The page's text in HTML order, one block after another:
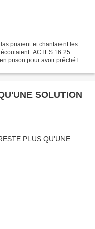
priaient et chantaient les
ACTES 16.25 .
prison pour avoir prêché la
SOLUTION